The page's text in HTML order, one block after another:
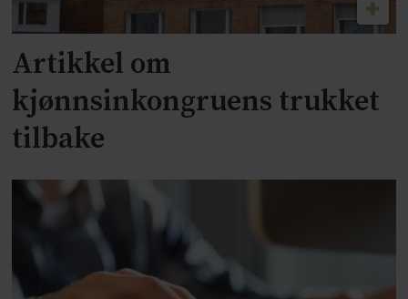
Artikkel om
kjønnsinkongruens trukket
tilbake